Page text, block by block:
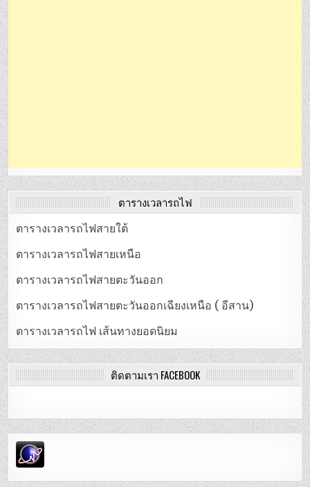
ตารางเวลารถไฟ
ตารางเวลารถไฟสายใต้
ตารางเวลารถไฟสายเหนือ
ตารางเวลารถไฟสายตะวันออก
ตารางเวลารถไฟสายตะวันออกเฉียงเหนือ ( อีสาน)
ตารางเวลารถไฟ เส้นทางยอดนิยม
ติดตามเรา FACEBOOK